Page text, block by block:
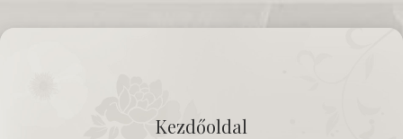
Kezdőoldal